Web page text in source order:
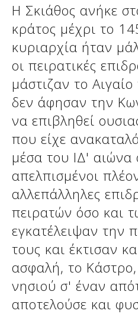
Η Σκιάθος ανήκε
κράτος μέχρι το
κυριαρχία ήταν
οι πειρατικές
μάστιζαν το
δεν άφησαν την
να επιβληθεί
που είχε
μέσα του ΙΔ' αιώνα
απελπισμένοι
αλλεπάλληλες
πειρατών όσο και
εγκατέλειψαν την
τους και έκτισαν
ασφαλή, το
νησιού σ' έναν
αποτελούσε και